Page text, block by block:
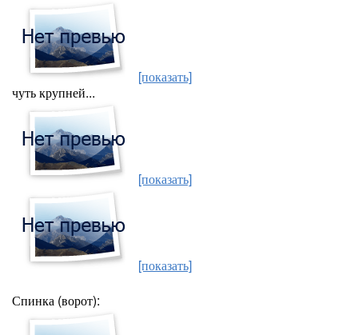
[показать]
чуть крупней...
[показать]
[показать]
Спинка (ворот):